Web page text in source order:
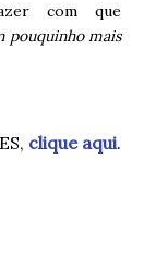
com que
pouquinho mais
clique aqui.